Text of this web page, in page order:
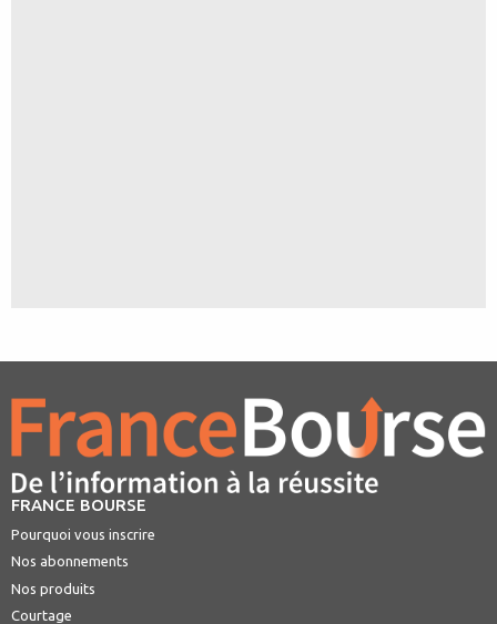
FRANCE BOURSE
Pourquoi vous inscrire
Nos abonnements
Nos produits
Courtage